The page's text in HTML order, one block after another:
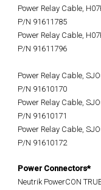
Power Relay Cable,
P/N 91611785
Power Relay Cable,
P/N 91611796
Power Relay Cable,
P/N 91610170
Power Relay Cable,
P/N 91610171
Power Relay Cable,
P/N 91610172
Power Connectors*
Neutrik PowerCON